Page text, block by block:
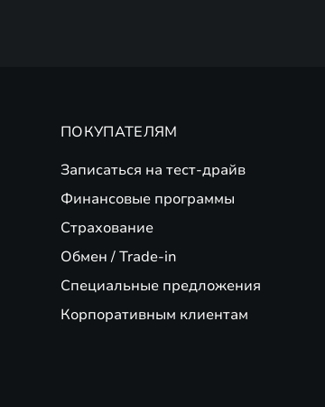
ПОКУПАТЕЛЯМ
Записаться на тест-драйв
Финансовые программы
Страхование
Обмен / Trade-in
Специальные предложения
Корпоративным клиентам